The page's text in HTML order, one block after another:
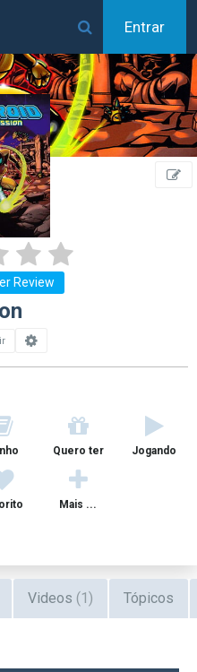
Entrar
Review
Quero ter Jogando
Mais ...
Videos (1) Tópicos